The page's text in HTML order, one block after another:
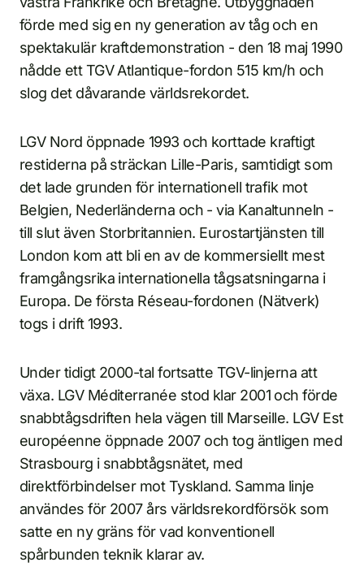
förde med sig en ny generation av tåg och en
spektakulär kraftdemonstration - den 18 maj 1990
nådde ett TGV Atlantique-fordon 515 km/h och
slog det dåvarande världsrekordet.
LGV Nord öppnade 1993 och korttade kraftigt
restiderna på sträckan Lille-Paris, samtidigt som
det lade grunden för internationell trafik mot
Belgien, Nederländerna och - via Kanaltunneln -
till slut även Storbritannien. Eurostartjänsten till
London kom att bli en av de kommersiellt mest
framgångsrika internationella tågsatsningarna i
Europa. De första Réseau-fordonen (Nätverk)
togs i drift 1993.
Under tidigt 2000-tal fortsatte TGV-linjerna att
växa. LGV Méditerranée stod klar 2001 och förde
snabbtågsdriften hela vägen till Marseille. LGV Est
européenne öppnade 2007 och tog äntligen med
Strasbourg i snabbtågsnätet, med
direktförbindelser mot Tyskland. Samma linje
användes för 2007 års världsrekordförsök som
satte en ny gräns för vad konventionell
spårbunden teknik klarar av.